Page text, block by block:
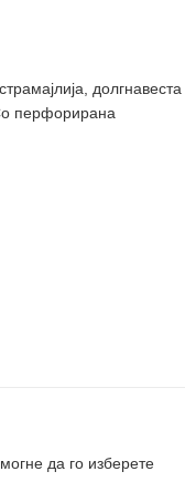
долгнавеста
перфорирана
да го изберете